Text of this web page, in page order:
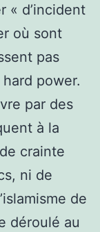
« d’incident
où sont
pas
power.
par des
à la
crainte
ni de
de
déroulé au